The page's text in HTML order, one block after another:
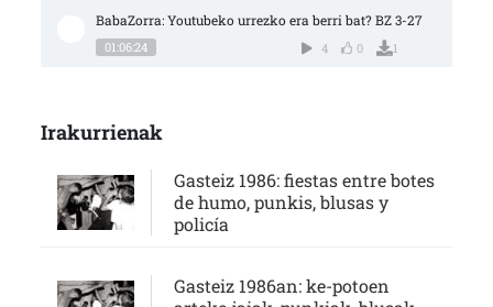
BabaZorra: Youtubeko urrezko era berri bat? BZ 3-27
01:06:24 4 0 1
Irakurrienak
Gasteiz 1986: fiestas entre botes
de humo, punkis, blusas y
policía
Gasteiz 1986an: ke-potoen